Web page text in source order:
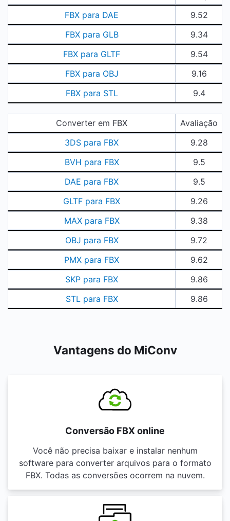
FBX para DAE
9.52
FBX para GLB
9.34
FBX para GLTF
9.54
FBX para OBJ
9.16
FBX para STL
9.4
Converter em FBX
Avaliação
3DS para FBX
9.28
BVH para FBX
9.5
DAE para FBX
9.5
GLTF para FBX
9.26
MAX para FBX
9.38
OBJ para FBX
9.72
PMX para FBX
9.62
SKP para FBX
9.86
STL para FBX
9.86
Vantagens do MiConv
Conversão FBX online
Você não precisa baixar e instalar nenhum
software para converter arquivos para o formato
FBX. Todas as conversões ocorrem na nuvem.